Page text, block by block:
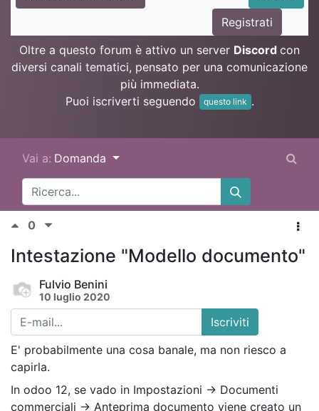
Registrati
Oltre a questo forum è attivo un server Discord con
diversi canali tematici, pensato per una comunicazione
più immediata.
Puoi iscriverti seguendo
questo link .
Vai a: Domanda
0
Intestazione "Modello documento"
Fulvio Benini
10 luglio 2020
Iscriviti
E' probabilmente una cosa banale, ma non riesco a
capirla.
In odoo 12, se vado in Impostazioni -> Documenti
commerciali -> Anteprima documento viene creato un